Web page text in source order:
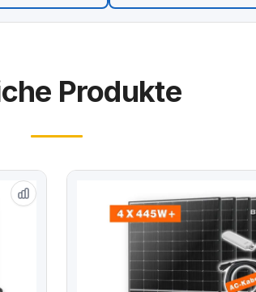
Produkte